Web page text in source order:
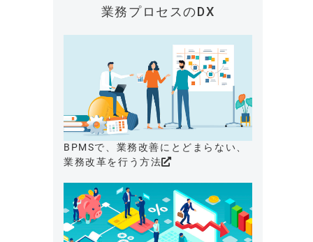
業務プロセスのDX
BPMSで、業務改善にとどまらない、
業務改革を行う方法